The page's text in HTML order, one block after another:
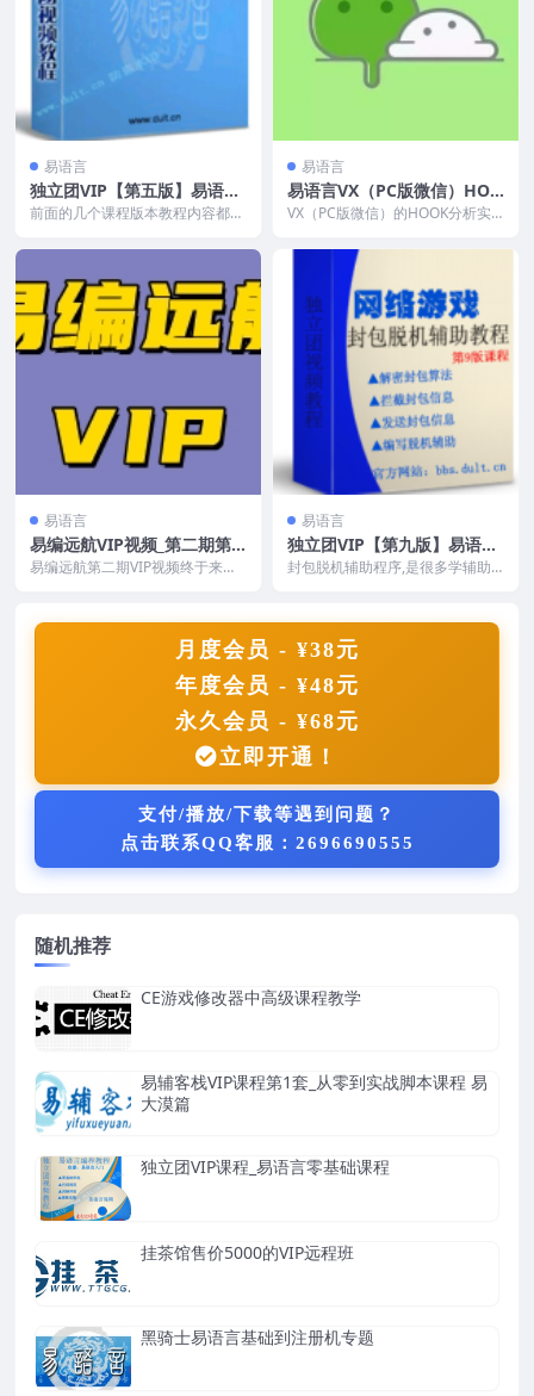
易语言
独立团VIP【第五版】易语言
大漠按键模拟辅助教程
前面的几个课程版本教程内容都是
络游戏的内存辅助...
易语言
易语言VX（PC版微信）HOO
K视频教学,含源码
VX（PC版微信）的HOOK分析实
实现内存操作微...
易语言
易编远航VIP视频_第二期第8
套3D游戏多线程实战之天涯
易编远航第二期VIP视频终于来了
易语言
独立团VIP【第九版】易语言
封包脱机辅助教程
封包脱机辅助程序,是很多学辅助
月度会员 - ¥38元
年度会员 - ¥48元
永久会员 - ¥68元
立即开通！
支付/播放/下载等遇到问题？
点击联系QQ客服：2696690555
随机推荐
CE游戏修改器中高级课程教学
易辅客栈VIP课程第1套_从零到实战脚本课程 易
大漠篇
独立团VIP课程_易语言零基础课程
挂茶馆售价5000的VIP远程班
黑骑士易语言基础到注册机专题